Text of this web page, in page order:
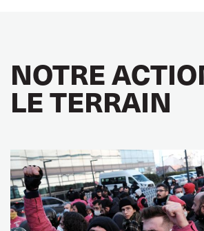
NOTRE
LE TERRAIN